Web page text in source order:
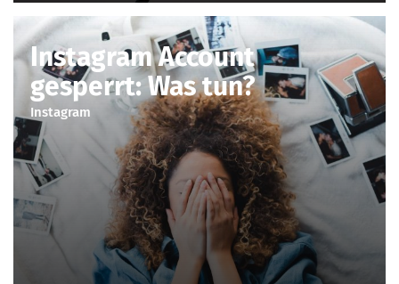
Instagram Account
gesperrt: Was tun?
Instagram